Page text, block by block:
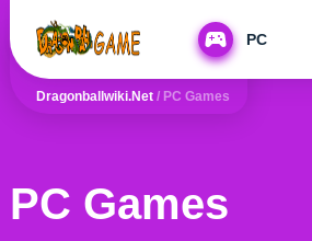
PC
Dragonballwiki.net / PC Games
PC Games